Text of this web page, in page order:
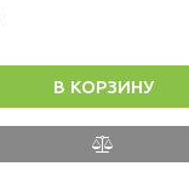
В КОРЗИНУ